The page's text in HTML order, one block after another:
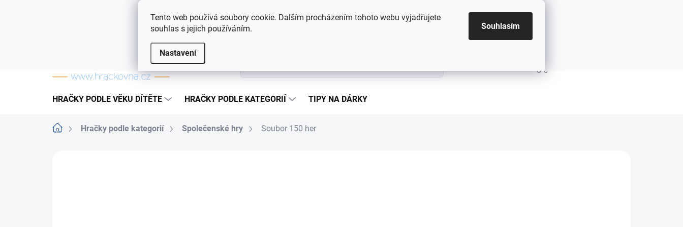
Tento web používá soubory cookie. Dalším procházením tohoto webu vyjadřujete
souhlas s jejich používáním.
Nastavení
Souhlasím
Často kladené otázky Hodnocení obchodu Kontakty
HRAČKY PODLE VĚKU DÍTĚTE HRAČKY PODLE KATEGORIÍ TIPY NA DÁRKY
DomůHračky podle kategorií Společenské hry Soubor 150 her